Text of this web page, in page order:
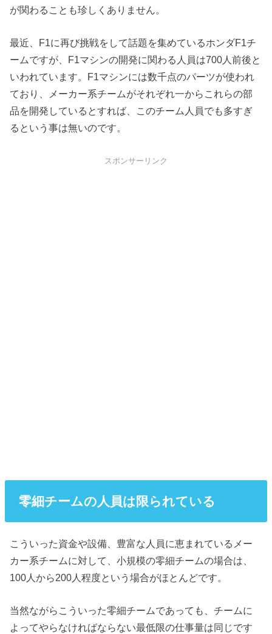
が関わることも珍しくありません。
最近、F1に再び挑戦をして話題を集めているホンダF1チ
ームですが、F1マシンの開発に関わる人員は700人前後と
いわれています。F1マシンには数千点のパーツが使われ
ており、メーカー系チームがそれぞれ一からこれらの部
品を開発しているとすれば、このチーム人員でも多すぎ
るという事は無いのです。
スポンサーリンク
零細チームの人員は限られている
こういった資金や設備、豊富な人員に恵まれているメー
カー系チームに対して、小規模の零細チームの場合は、
100人から200人程度という場合がほとんどです。
当然ながらこういった零細チームであっても、チームに
よってやらなければならない最低限の仕事量は同じです